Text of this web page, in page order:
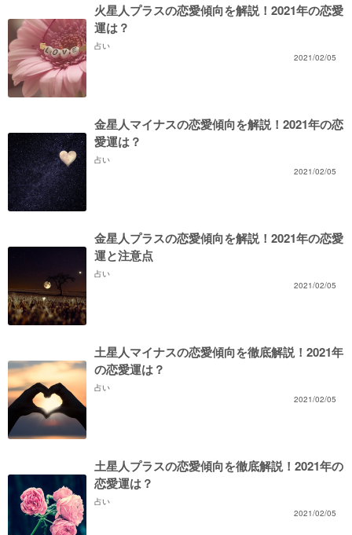
火星人プラスの恋愛傾向を解説！2021年の恋愛
運は？
占い
2021/02/05
金星人マイナスの恋愛傾向を解説！2021年の恋
愛運は？
占い
2021/02/05
金星人プラスの恋愛傾向を解説！2021年の恋愛
運と注意点
占い
2021/02/05
土星人マイナスの恋愛傾向を徹底解説！2021年
の恋愛運は？
占い
2021/02/05
土星人プラスの恋愛傾向を徹底解説！2021年の
恋愛運は？
占い
2021/02/05